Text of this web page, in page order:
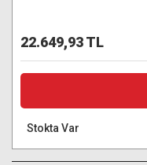
22.649,93 TL
Stokta Var